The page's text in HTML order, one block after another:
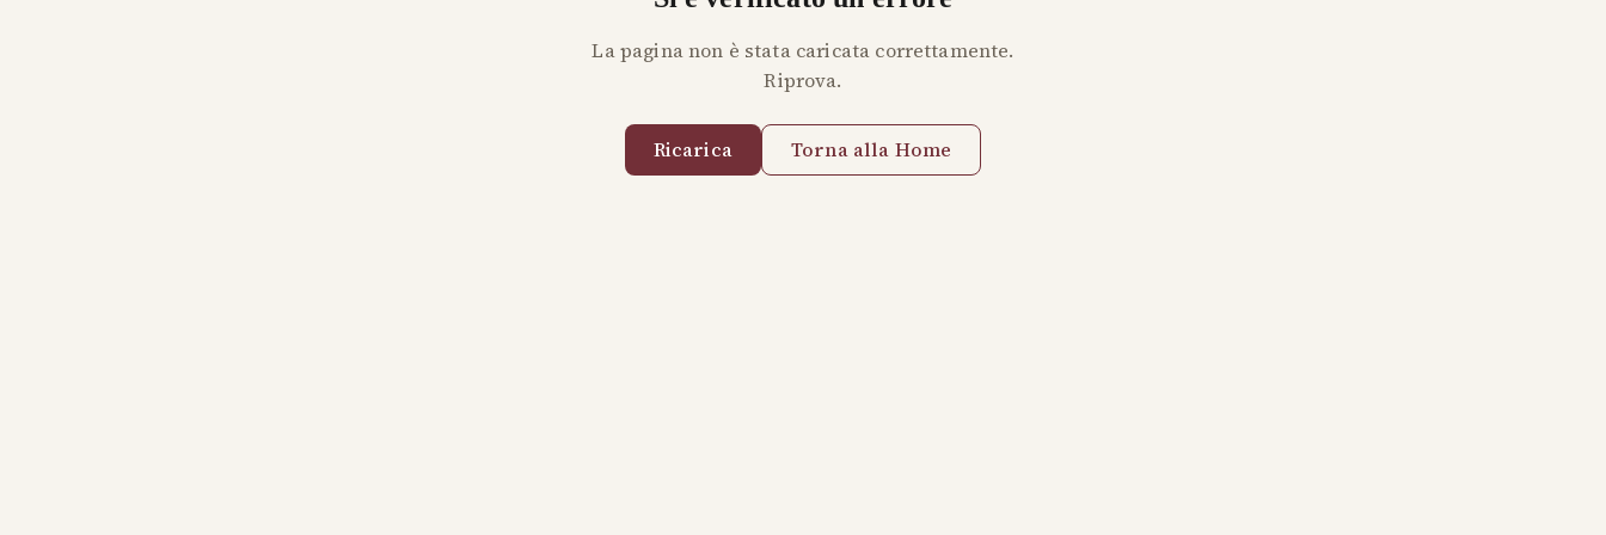
La pagina non è stata caricata correttamente.
Riprova.
Ricarica Torna alla Home